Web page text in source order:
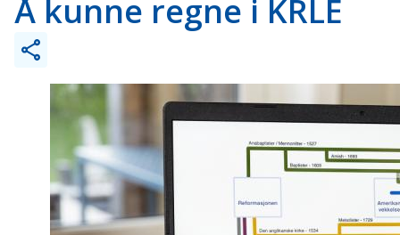
Å kunne regne i KRLE